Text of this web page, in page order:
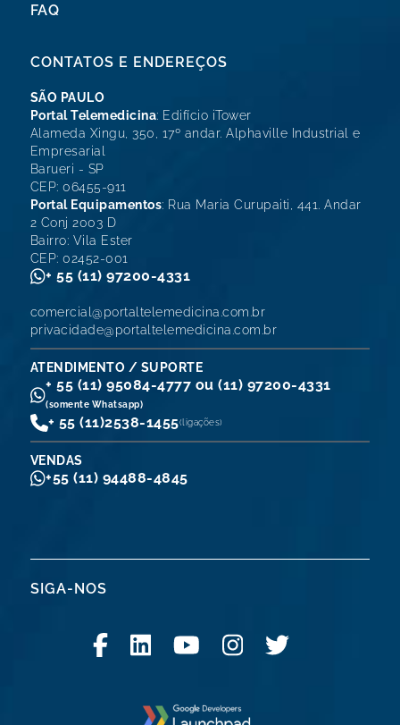
FAQ
CONTATOS E ENDEREÇOS
SÃO PAULO
Portal Telemedicina: Edifício iTower
Alameda Xingu, 350, 17º andar. Alphaville Industrial e
Empresarial
Barueri - SP
CEP: 06455-911
Portal Equipamentos: Rua Maria Curupaiti, 441. Andar
2 Conj 2003 D
Bairro: Vila Ester
CEP: 02452-001
+ 55 (11) 97200-4331
comercial@portaltelemedicina.com.br
privacidade@portaltelemedicina.com.br
ATENDIMENTO / SUPORTE
+ 55 (11) 95084-4777 ou (11) 97200-4331
(somente Whatsapp)
+ 55 (11)2538-1455(ligações)
VENDAS
+55 (11) 94488-4845
SIGA-NOS